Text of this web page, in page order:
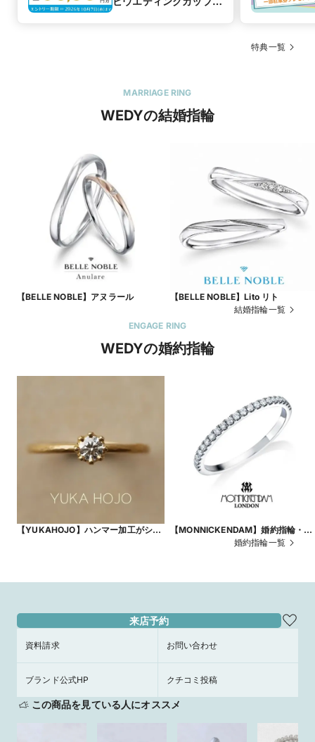
特典一覧
MARRIAGE RING
WEDYの結婚指輪
【BELLE NOBLE】アヌラール
【BELLE NOBLE】Lito リト
結婚指輪一覧
ENGAGE RING
WEDYの婚約指輪
【YUKAHOJO】ハンマー加工がシン
【MONNICKENDAM】婚約指輪・結
婚指輪どちらにもマルチスタイルエタ
婚約指輪一覧
来店予約
資料請求 お問い合わせ
ブランド公式HP クチコミ投稿
この商品を見ている人にオススメ